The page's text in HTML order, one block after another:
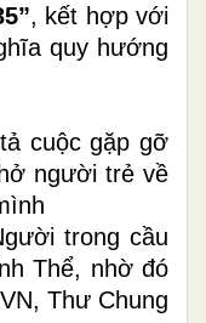
, kết hợp với
quy hướng
cuộc gặp gỡ
người trẻ về
trong cầu
Thể, nhờ đó
Thư Chung